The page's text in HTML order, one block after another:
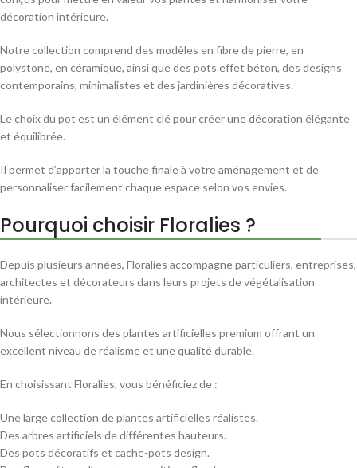
décoration intérieure.
Notre collection comprend des modèles en fibre de pierre, en
polystone, en céramique, ainsi que des pots effet béton, des designs
contemporains, minimalistes et des jardinières décoratives.
Le choix du pot est un élément clé pour créer une décoration élégante
et équilibrée.
Il permet d’apporter la touche finale à votre aménagement et de
personnaliser facilement chaque espace selon vos envies.
Pourquoi choisir Floralies ?
Depuis plusieurs années, Floralies accompagne particuliers, entreprises,
architectes et décorateurs dans leurs projets de végétalisation
intérieure.
Nous sélectionnons des plantes artificielles premium offrant un
excellent niveau de réalisme et une qualité durable.
En choisissant Floralies, vous bénéficiez de :
Une large collection de plantes artificielles réalistes.
Des arbres artificiels de différentes hauteurs.
Des pots décoratifs et cache-pots design.